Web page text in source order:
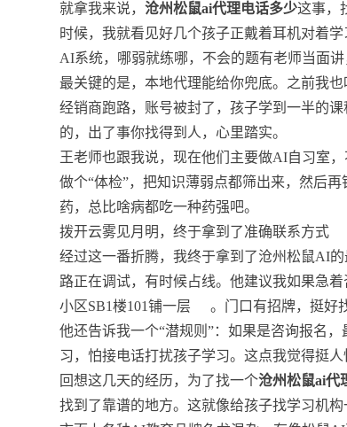
就拿我来说，沧州松鼠ai代理电话多少这事，
时候，我就看见好几个孩子正戴着耳机对着
AI系统，哪弱就练哪，不会的题有老师当面
最关键的是，本地代理能给你兜底。之前我
经销商跑路，账号被封了，孩子学到一半的课
的，出了事你找得到人，心里踏实。
王老师也跟我说，现在他们主要做AI自习室
做个“体检”，把知识薄弱点都筛出来，然后
药，总比啥病都吃一种药强吧。
拨开云雾见月明，终于拿到了准确联系方式
经过这一番折腾，我终于拿到了沧州松鼠AI
路正在调试，有时候占线。他建议我如果急
小区SB1楼101铺一层
。门口有招牌，挺好
他还告诉我一个“潜规则”：如果是咨询报名
习，怕接电话打扰孩子学习。这点我觉得挺
回想这几天的经历，为了找一个沧州松鼠ai代
找到了靠谱的地方。这就像给孩子找学习机